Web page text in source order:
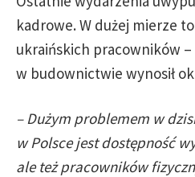
kadrowe. W dużej mierze
ukraińskich pracowników
w budownictwie wynosił
– Dużym problemem w
w Polsce jest dostępność
ale też pracowników